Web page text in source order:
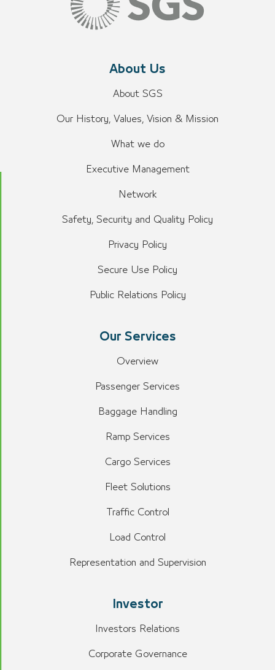
About Us
About SGS
Our History, Values, Vision & Mission
What we do
Executive Management
Network
Safety, Security and Quality Policy
Privacy Policy
Secure Use Policy
Public Relations Policy
Our Services
Overview
Passenger Services
Baggage Handling
Ramp Services
Cargo Services
Fleet Solutions
Traffic Control
Load Control
Representation and Supervision
Investor
Investors Relations
Corporate Governance